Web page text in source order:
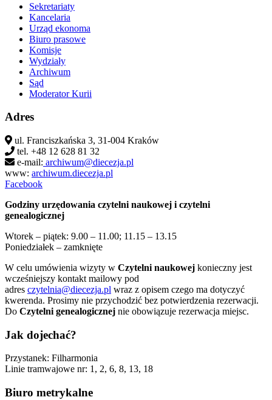
Sekretariaty
Kancelaria
Urząd ekonoma
Biuro prasowe
Komisje
Wydziały
Archiwum
Sąd
Moderator Kurii
Adres
ul. Franciszkańska 3, 31-004 Kraków
tel. +48 12 628 81 32
e-mail: archiwum@diecezja.pl
www: archiwum.diecezja.pl
Facebook
Godziny urzędowania czytelni naukowej i czytelni
genealogicznej
Wtorek – piątek: 9.00 – 11.00; 11.15 – 13.15
Poniedziałek – zamknięte
W celu umówienia wizyty w Czytelni naukowej konieczny jest
wcześniejszy kontakt mailowy pod
adres czytelnia@diecezja.pl wraz z opisem czego ma dotyczyć
kwerenda. Prosimy nie przychodzić bez potwierdzenia rezerwacji.
Do Czytelni genealogicznej nie obowiązuje rezerwacja miejsc.
Jak dojechać?
Przystanek: Filharmonia
Linie tramwajowe nr: 1, 2, 6, 8, 13, 18
Biuro metrykalne